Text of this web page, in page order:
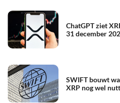
ChatGPT ziet
31 december
SWIFT bouwt
XRP nog wel